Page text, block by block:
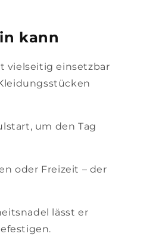
kann
vielseitig einsetzbar
um den Tag
oder Freizeit – der
lässt er